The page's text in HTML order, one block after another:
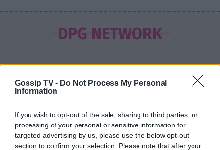
Gossip TV - Do Not Process My Personal
Information
If you wish to opt-out of the sale, sharing to third parties, or
processing of your personal or sensitive information for
targeted advertising by us, please use the below opt-out
section to confirm your selection. Please note that after your
Μενεγάκη: Με βεντάλια στο χέρι και
summer look στο Φισκάρδο – Το
SHOWBIZ
σου ρε μαμά» - Το viral βίντεο της
Θεοδωρίδου με την σικ μαμά της
DPG NETWORK